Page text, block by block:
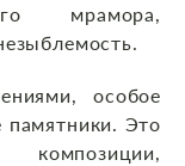
мрамора,
особое
памятники. Это